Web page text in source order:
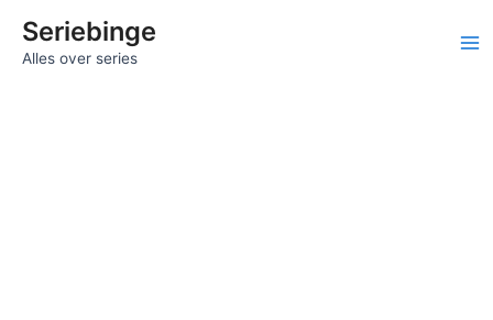
naarSeriebinge
Alles over series